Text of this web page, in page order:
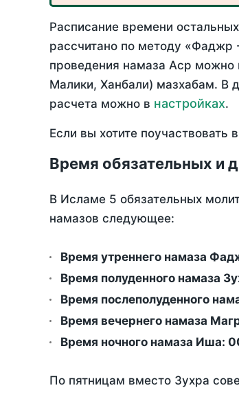
Расписание времени
рассчитано по методу
проведения намаза Аср можно
Малики, Ханбали) мазхабам. В
расчета можно в настройках.
Если вы хотите
Время обязательных и
В Исламе 5 обязательных
намазов следующее:
Время утреннего намаза
Время полуденного намаза
Время послеполуденного
Время вечернего намаза
Время ночного намаза Иша:
По пятницам вместо Зухра